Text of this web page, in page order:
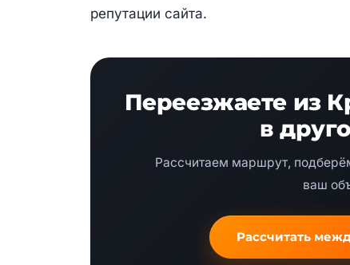
репутации сайта.
Переезжаете из
в
Рассчитаем маршрут,
ваш
Рассчитать